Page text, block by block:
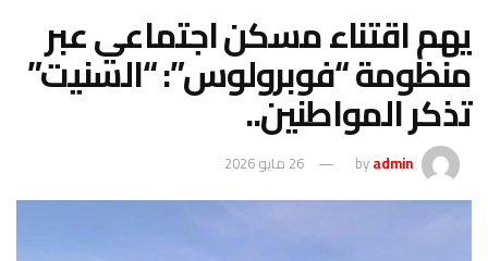
يهم اقتناء مسكن اجتماعي عبر
منظومة “فوبرولوس”: “السنيت”
تذكر المواطنين..
byadmin 26 مايو 2026